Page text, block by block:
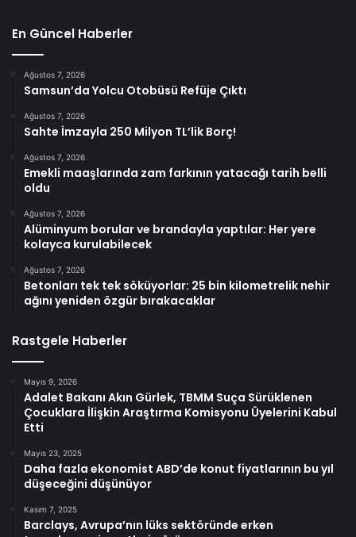
En Güncel Haberler
Ağustos 7, 2026
Samsun’da Yolcu Otobüsü Refüje Çıktı
Ağustos 7, 2026
Sahte İmzayla 250 Milyon TL’lik Borç!
Ağustos 7, 2026
Emekli maaşlarında zam farkının yatacağı tarih belli
oldu
Ağustos 7, 2026
Alüminyum borular ve brandayla yaptılar: Her yere
kolayca kurulabilecek
Ağustos 7, 2026
Betonları tek tek söküyorlar: 25 bin kilometrelik nehir
ağını yeniden özgür bırakacaklar
Rastgele Haberler
Mayıs 9, 2026
Adalet Bakanı Akın Gürlek, TBMM Suça Sürüklenen
Çocuklara İlişkin Araştırma Komisyonu Üyelerini Kabul
Etti
Mayıs 23, 2025
Daha fazla ekonomist ABD’de konut fiyatlarının bu yıl
düşeceğini düşünüyor
Kasım 7, 2025
Barclays, Avrupa’nın lüks sektöründe erken